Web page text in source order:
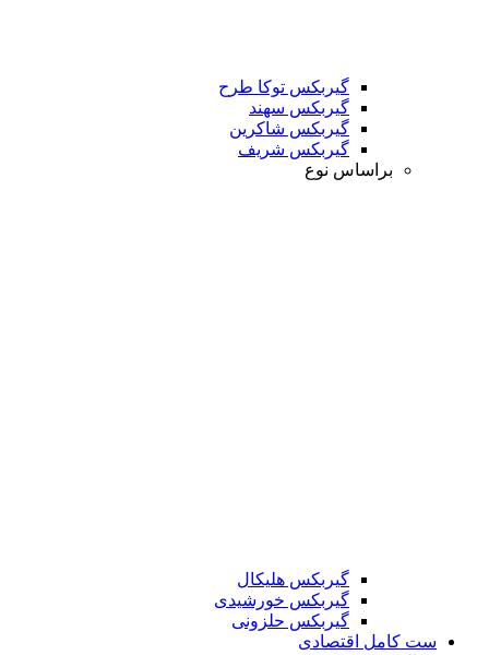
گیربکس توکا طرح
گیربکس سهند
گیربکس شاکرین
گیربکس شریف
براساس نوع
گیربکس هلیکال
گیربکس خورشیدی
گیربکس حلزونی
ست کامل اقتصادی